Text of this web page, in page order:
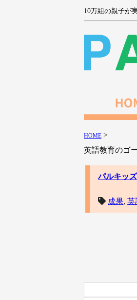
10万組の親子が
HOME >
英語教育のゴ
パルキッ
成果, 英